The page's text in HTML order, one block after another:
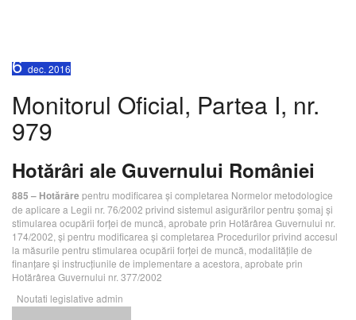
6dec. 2016
Monitorul Oficial, Partea I, nr.
979
Hotărâri ale Guvernului României
885 – Hotărâre pentru modificarea şi completarea Normelor metodologice
de aplicare a Legii nr. 76/2002 privind sistemul asigurărilor pentru şomaj şi
stimularea ocupării forţei de muncă, aprobate prin Hotărârea Guvernului nr.
174/2002, şi pentru modificarea şi completarea Procedurilor privind accesul
la măsurile pentru stimularea ocupării forţei de muncă, modalităţile de
finanţare şi instrucţiunile de implementare a acestora, aprobate prin
Hotărârea Guvernului nr. 377/2002
Noutati legislative admin